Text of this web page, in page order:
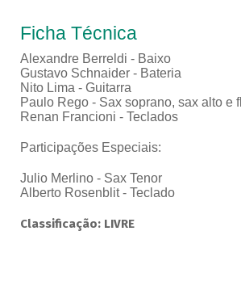
Ficha Técnica
Alexandre Berreldi - Baixo
Gustavo Schnaider - Bateria
Nito Lima - Guitarra
Paulo Rego - Sax soprano, sax alto e
Renan Francioni - Teclados
Participações Especiais:
Julio Merlino - Sax Tenor
Alberto Rosenblit - Teclado
Classificação: LIVRE